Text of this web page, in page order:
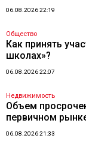
06.08.2026 22:19
Общество
Как принять
школах»?
06.08.2026 22:07
Недвижимость
Объем
первичном
06.08.2026 21:33